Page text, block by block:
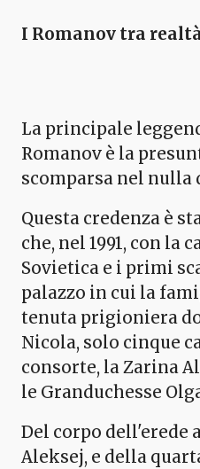
I Romanov tra
La principale
Romanov è la
scomparsa nel nulla
Questa credenza è
che, nel 1991, con la
Sovietica e i primi
palazzo in cui la
tenuta prigioniera
Nicola, solo cinque
consorte, la Zarina
le Granduchesse
Del corpo dell'erede
Aleksej, e della